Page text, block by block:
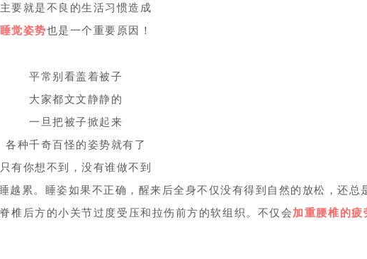
主要就是不良的生活习惯造成
睡觉姿势也是一个重要原因！
平常别看盖着被子
大家都文文静静的
一旦把被子掀起来
各种千奇百怪的姿势就有了
只有你想不到，没有谁做不到
累。睡姿如果不正确，醒来后全身不仅没有得到自然的放松，还总
椎后方的小关节过度受压和拉伤前方的软组织。不仅会加重腰椎的疲